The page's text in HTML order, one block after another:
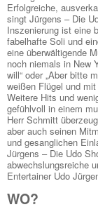
Erfolgreiche,
singt Jürgens – Die
Inszenierung ist eine
fabelhafte Soli und
eine überwältigende
noch niemals in New
will“ oder „Aber bitte
weißen Flügel und
Weitere Hits und
gefühlvoll in einem
Herr Schmitt
aber auch seinen
und gesanglichen
Jürgens – Die Udo
abwechslungsreiche
Entertainer Udo
WO?